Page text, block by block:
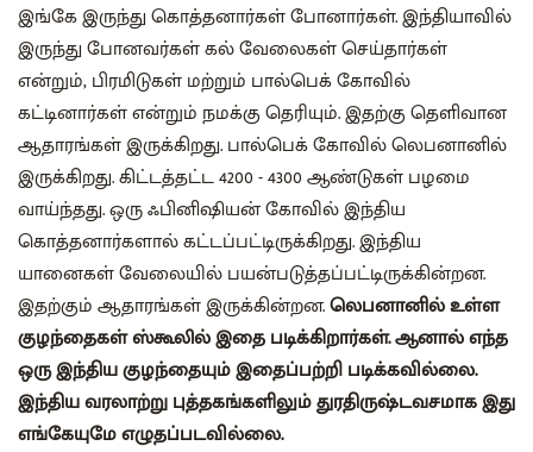
இங்கே இருந்து கொத்தனார்கள் போனார்கள். இந்தியாவில்
இருந்து போனவர்கள் கல் வேலைகள் செய்தார்கள்
என்றும், பிரமிடுகள் மற்றும் பால்பெக் கோவில்
கட்டினார்கள் என்றும் நமக்கு தெரியும். இதற்கு தெளிவான
ஆதாரங்கள் இருக்கிறது. பால்பெக் கோவில் லெபனானில்
இருக்கிறது. கிட்டத்தட்ட 4200 - 4300 ஆண்டுகள் பழமை
வாய்ந்தது. ஒரு ஃபினிஷியன் கோவில் இந்திய
கொத்தனார்களால் கட்டப்பட்டிருக்கிறது. இந்திய
யானைகள் வேலையில் பயன்படுத்தப்பட்டிருக்கின்றன.
இதற்கும் ஆதாரங்கள் இருக்கின்றன.லெபனானில் உள்ள
குழந்தைகள் ஸ்கூலில் இதை படிக்கிறார்கள். ஆனால் எந்த
ஒரு இந்திய குழந்தையும் இதைப்பற்றி படிக்கவில்லை.
இந்திய வரலாற்று புத்தகங்களிலும் துரதிருஷ்டவசமாக இது
எங்கேயுமே எழுதப்படவில்லை.